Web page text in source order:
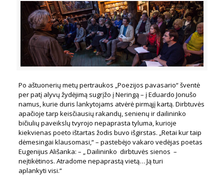
Po aštuonerių metų pertraukos „Poezijos pavasario“ šventė
per patį alyvų žydėjimą sugrįžo į Neringą – į Eduardo Jonušo
namus, kurie duris lankytojams atvėrė pirmąjį kartą. Dirbtuvės
apačioje tarp keisčiausių rakandų, senienų ir dailininko
bičiulių paveikslų tvyrojo nepaprasta tyluma, kurioje
kiekvienas poeto ištartas žodis buvo išgirstas. „Retai kur taip
dėmesingai klausomasi,“ – pastebėjo vakaro vedėjas poetas
Eugenijus Ališanka: – „ Dailininko dirbtuvės sienos –
neįtikėtinos. Atradome nepaprastą vietą… Ją turi
aplankyti visi.“